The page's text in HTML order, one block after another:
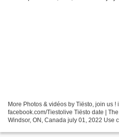
More Photos & vidéos by Tiësto, join us !
facebook.com/Tiestolive Tiësto date |
Windsor, ON, Canada july 01, 2022 Use